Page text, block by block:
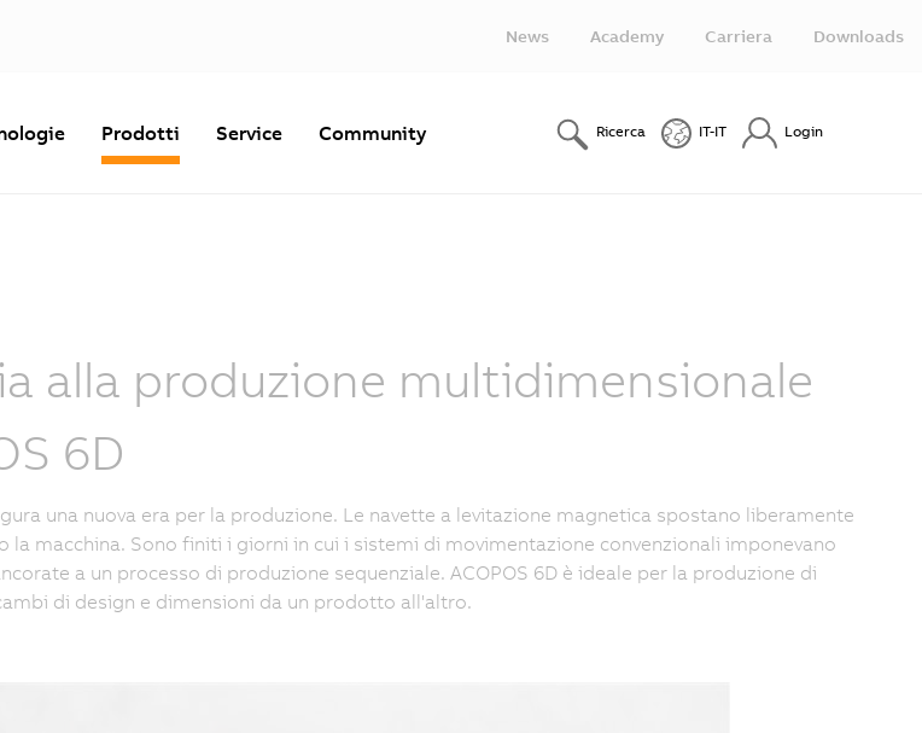
News Academy Carriera Downloads
Prodotti Service Community Ricerca IT-IT Login
alla produzione multidimensionale
6D
una nuova era per la produzione. Le navette a levitazione magnetica spostano liberamente
macchina. Sono finiti i giorni in cui i sistemi di movimentazione convenzionali imponevano
a un processo di produzione sequenziale. ACOPOS 6D è ideale per la produzione di
di design e dimensioni da un prodotto all'altro.